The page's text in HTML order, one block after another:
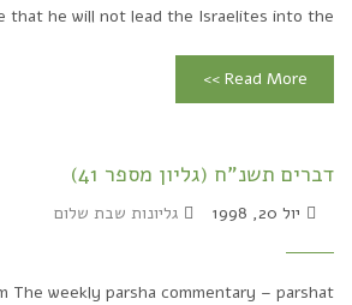
that he will not lead the Israelites into the...
Read More >>
דברים תשנ"ח (גליון מספר 41)
יול 20, 1998 גליונות שבת שלום
The weekly parsha commentary – parshat